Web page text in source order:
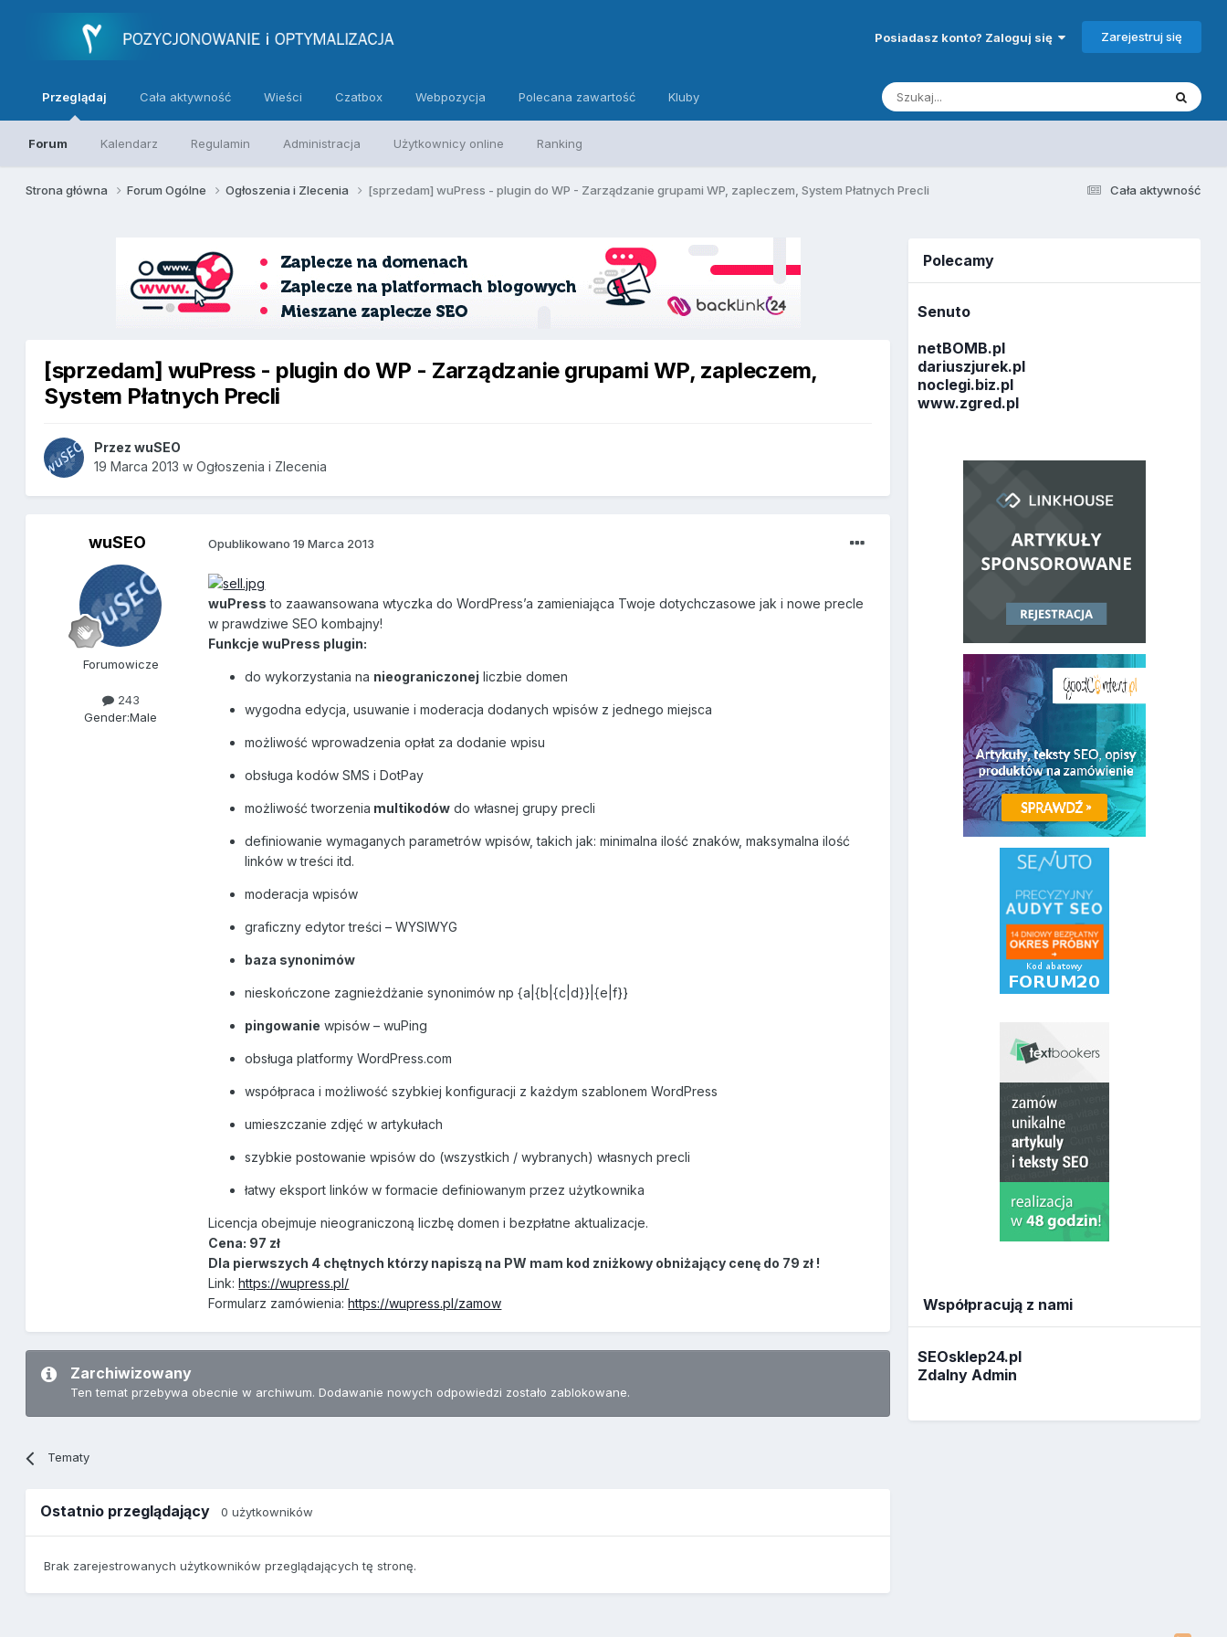
Posiadasz konto? Zaloguj się Zarejestruj się
Przeglądaj
Forum Kalendarz Regulamin Administracja Użytkownicy online Ranking
Cała aktywność Wieści Czatbox Webpozycja Polecana zawartość Kluby
Cała aktywność
Strona główna Forum Ogólne Ogłoszenia i Zlecenia [sprzedam] wuPress - plugin do WP - Zarządzanie grupami WP, zapleczem, System Płatnych Precli
[sprzedam] wuPress - plugin do WP - Zarządzanie grupami WP, zapleczem,
System Płatnych Precli
PrzezwuSEO
19 Marca 2013 wOgłoszenia i Zlecenia
wuSEO
Forumowicze
243
Gender:Male
Opublikowano19 Marca 2013
wuPress to zaawansowana wtyczka do WordPress’a zamieniająca Twoje dotychczasowe jak i nowe precle
w prawdziwe SEO kombajny!
FunkcjewuPress plugin:
do wykorzystania na nieograniczonej liczbie domen
wygodna edycja, usuwanie i moderacja dodanych wpisów z jednego miejsca
możliwość wprowadzenia opłat za dodanie wpisu
obsługa kodów SMS i DotPay
możliwość tworzenia multikodów do własnej grupy precli
definiowanie wymaganych parametrów wpisów, takich jak: minimalna ilość znaków, maksymalna ilość
linków w treści itd.
moderacja wpisów
graficzny edytor treści – WYSIWYG
baza synonimów
nieskończone zagnieżdżanie synonimów np {a|{b|{c|d}}|{e|f}}
pingowanie wpisów – wuPing
obsługa platformy WordPress.com
współpraca i możliwość szybkiej konfiguracji z każdym szablonem WordPress
umieszczanie zdjęć w artykułach
szybkie postowanie wpisów do (wszystkich / wybranych) własnych precli
łatwy eksport linków w formacie definiowanym przez użytkownika
Licencja obejmuje nieograniczoną liczbę domen i bezpłatne aktualizacje.
Cena: 97 zł
Dla pierwszych 4 chętnych którzy napiszą na PW mam kod zniżkowy obniżający cenę do 79 zł !
Link:https://wupress.pl/
Formularz zamówienia:https://wupress.pl/zamow
Zarchiwizowany
Ten temat przebywa obecnie w archiwum. Dodawanie nowych odpowiedzi zostało zablokowane.
Tematy
Ostatnio przeglądający0 użytkowników
Brak zarejestrowanych użytkowników przeglądających tę stronę.
Polecamy
Senuto
netBOMB.pl
dariuszjurek.pl
noclegi.biz.pl
www.zgred.pl
Współpracują z nami
SEOsklep24.pl
Zdalny Admin